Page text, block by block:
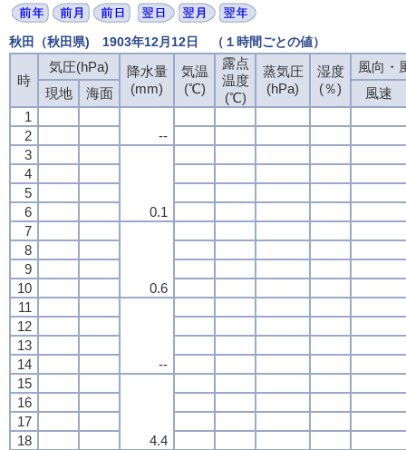
秋田（秋田県) 1903年12月12日 （１時間ごとの値）
時
気圧(hPa)
降水量
(mm)
気温
(℃)
露点
温度
(℃)
蒸気圧
(hPa)
湿度
(％)
風向・
現地
海面
風速
1
--
2
3
0.1
4
5
6
7
0.6
8
9
10
11
--
12
13
14
15
4.4
16
17
18